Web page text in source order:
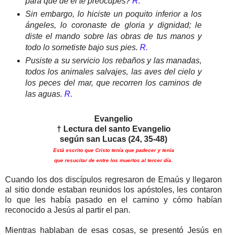
Sin embargo, lo hiciste un poquito inferior a los
ángeles, lo coronaste de gloria y dignidad; le
diste el mando sobre las obras de tus manos y
todo lo sometiste bajo sus pies. R.
Pusiste a su servicio los rebaños y las manadas,
todos los animales salvajes, las aves del cielo y
los peces del mar, que recorren los caminos de
las aguas. R.
Evangelio
† Lectura del santo Evangelio
según san Lucas (24, 35-48)
Está escrito que Cristo tenía que padecer y tenía
que resucitar de entre los muertos al tercer día.
Cuando los dos discípulos regresaron de Emaús y llegaron
al sitio donde estaban reunidos los apóstoles, les contaron
lo que les había pasado en el camino y cómo habían
reconocido a Jesús al partir el pan.
Mientras hablaban de esas cosas, se presentó Jesús en